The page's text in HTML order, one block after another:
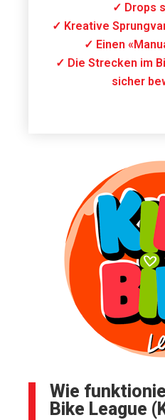
✓ Drops
✓ Kreative
✓ Einen
✓ Die Strecken im
sicher
Wie
Bike League